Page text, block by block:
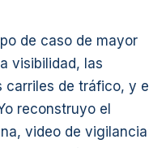
de caso de mayor
visibilidad, las
de tráfico, y el
reconstruyo el
video de vigilancia